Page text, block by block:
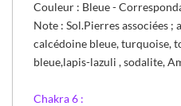
Couleur : Bleue -
Note : Sol.Pierres associées ;
calcédoine bleue, turquoise,
bleue,lapis-lazuli , sodalite,
Chakra 6 :